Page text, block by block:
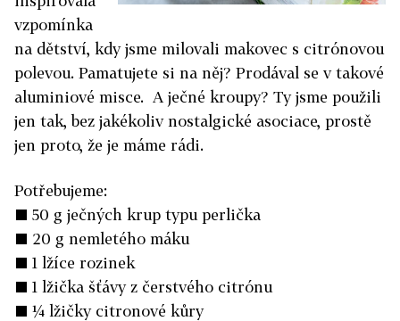
vzpomínka
na dětství, kdy jsme milovali makovec s citrónovou
polevou. Pamatujete si na něj? Prodával se v takové
aluminiové misce. A ječné kroupy? Ty jsme použili
jen tak, bez jakékoliv nostalgické asociace, prostě
jen proto, že je máme rádi.
Potřebujeme:
■ 50 g ječných krup typu perlička
■ 20 g nemletého máku
■ 1 lžíce rozinek
■ 1 lžička šťávy z čerstvého citrónu
■ ¼ lžičky citronové kůry